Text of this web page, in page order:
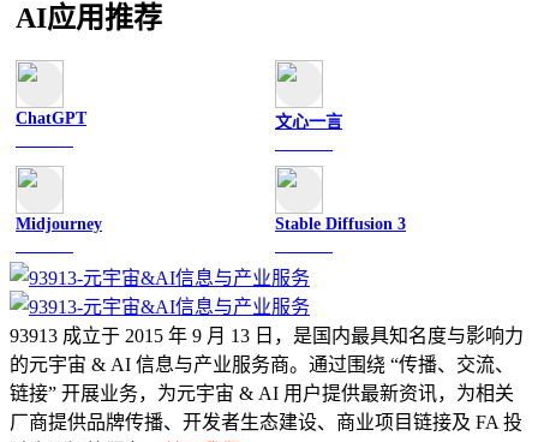
AI应用推荐
ChatGPT 文心一言
Midjourney Stable Diffusion 3
93913 成立于 2015 年 9 月 13 日，是国内最具知名度与影响力
的元宇宙 & AI 信息与产业服务商。通过围绕 “传播、交流、
链接” 开展业务，为元宇宙 & AI 用户提供最新资讯，为相关
厂商提供品牌传播、开发者生态建设、商业项目链接及 FA 投